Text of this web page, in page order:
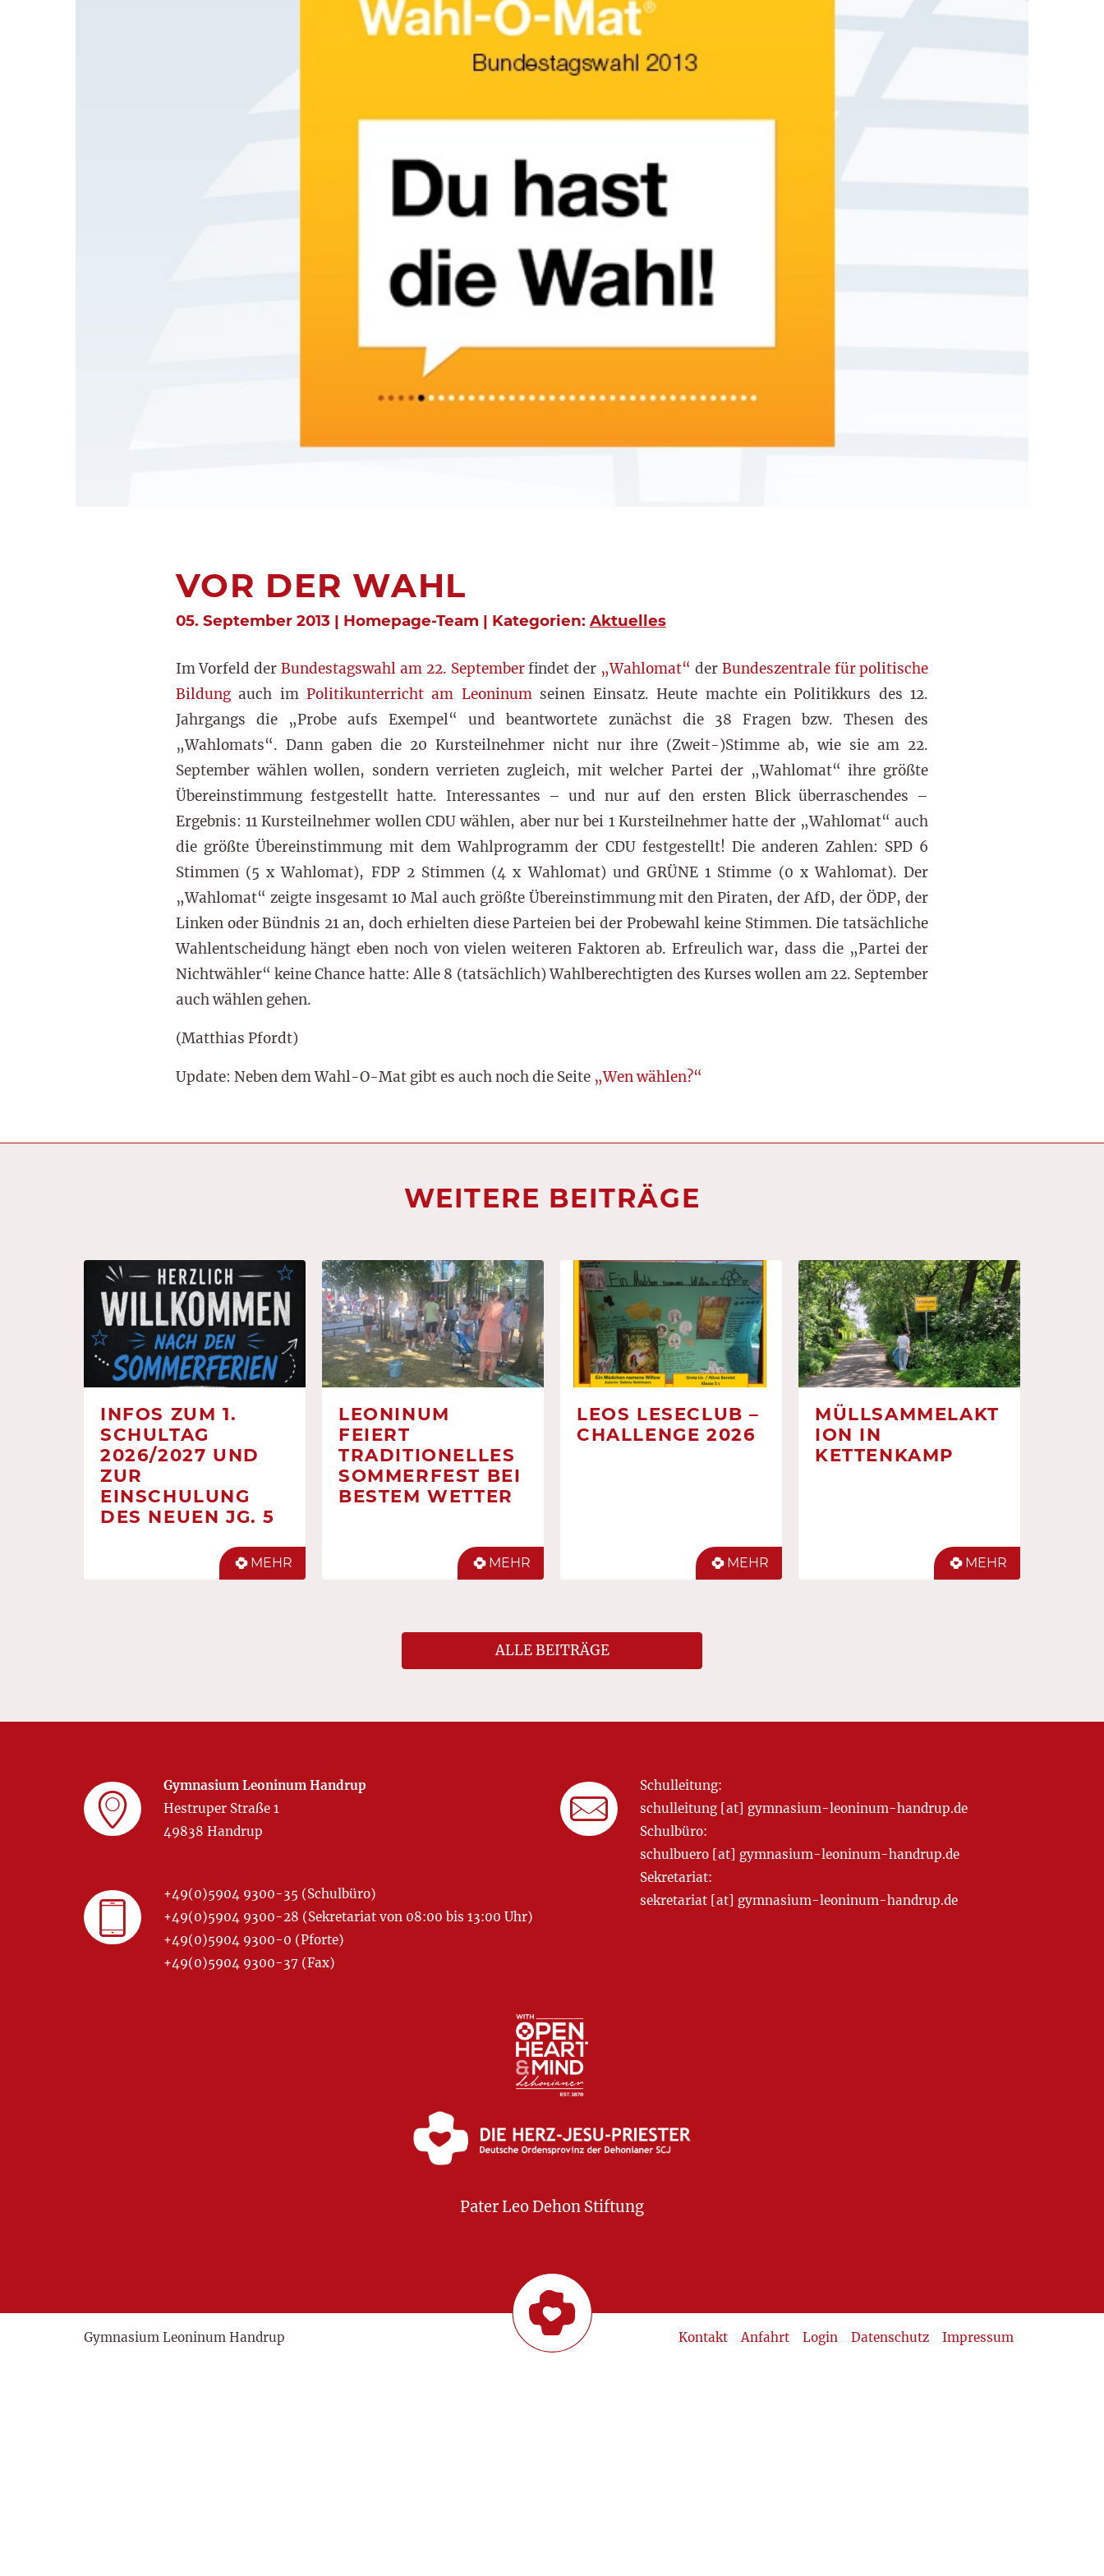
VOR DER WAHL
05. September 2013 | Homepage-Team | Kategorien: Aktuelles
Im Vorfeld derBundestagswahl am 22. Septemberfindet der „Wahlomat“ der Bundeszentrale für politische
Bildungauch im Politikunterricht am Leoninumseinen Einsatz. Heute machte ein Politikkurs des 12.
Jahrgangs die „Probe aufs Exempel“ und beantwortete zunächst die 38 Fragen bzw. Thesen des
„Wahlomats“. Dann gaben die 20 Kursteilnehmer nicht nur ihre (Zweit-)Stimme ab, wie sie am 22.
September wählen wollen, sondern verrieten zugleich, mit welcher Partei der „Wahlomat“ ihre größte
Übereinstimmung festgestellt hatte. Interessantes – und nur auf den ersten Blick überraschendes –
Ergebnis: 11 Kursteilnehmer wollen CDU wählen, aber nur bei 1 Kursteilnehmer hatte der „Wahlomat“ auch
die größte Übereinstimmung mit dem Wahlprogramm der CDU festgestellt! Die anderen Zahlen: SPD 6
Stimmen (5 x Wahlomat), FDP 2 Stimmen (4 x Wahlomat) und GRÜNE 1 Stimme (0 x Wahlomat). Der
„Wahlomat“ zeigte insgesamt 10 Mal auch größte Übereinstimmung mit den Piraten, der AfD, der ÖDP, der
Linken oder Bündnis 21 an, doch erhielten diese Parteien bei der Probewahl keine Stimmen. Die tatsächliche
Wahlentscheidung hängt eben noch von vielen weiteren Faktoren ab. Erfreulich war, dass die „Partei der
Nichtwähler“ keine Chance hatte: Alle 8 (tatsächlich) Wahlberechtigten des Kurses wollen am 22. September
auch wählen gehen.
(Matthias Pfordt)
Update: Neben dem Wahl-O-Mat gibt es auch noch die Seite „Wen wählen?“
WEITERE BEITRÄGE
INFOS ZUM 1.
SCHULTAG
2026/2027 UND
ZUR
EINSCHULUNG
DES NEUEN JG. 5
MEHR
LEONINUM
FEIERT
TRADITIONELLES
SOMMERFEST BEI
BESTEM WETTER
MEHR
LEOS LESECLUB –
CHALLENGE 2026
MEHR
MÜLLSAMMELAKT
ION IN
KETTENKAMP
MEHR
ALLE BEITRÄGE
Gymnasium Leoninum Handrup
Hestruper Straße 1
49838 Handrup
+49(0)5904 9300-35 (Schulbüro)
+49(0)5904 9300-28 (Sekretariat von 08:00 bis 13:00 Uhr)
+49(0)5904 9300-0 (Pforte)
+49(0)5904 9300-37 (Fax)
Schulleitung:
schulleitung [at] gymnasium-leoninum-handrup.de
Schulbüro:
schulbuero [at] gymnasium-leoninum-handrup.de
Sekretariat:
sekretariat [at] gymnasium-leoninum-handrup.de
Pater Leo Dehon Stiftung
Kontakt Anfahrt Login Datenschutz Impressum
Gymnasium Leoninum Handrup